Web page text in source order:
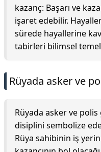
kazanç: Başarı ve
işaret edebilir.
sürede hayallerine
tabirleri bilimsel
Rüyada asker ve
Rüyada asker ve
disiplini sembolize
Rüya sahibinin iş